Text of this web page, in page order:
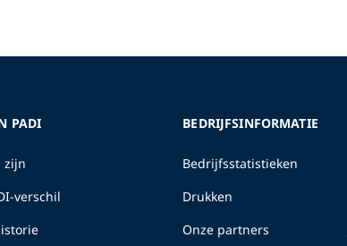
PADI
zijn
verschil
BEDRIJFSINFORMATIE
Bedrijfsstatistieken
Drukken
Onze partners